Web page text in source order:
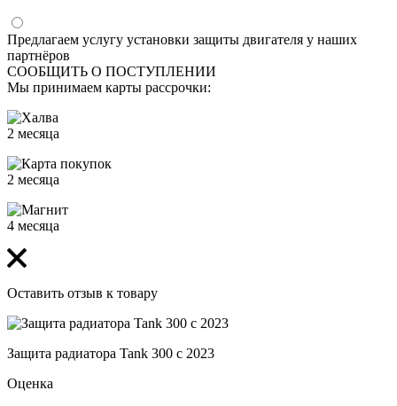
Предлагаем услугу установки защиты двигателя у наших
партнёров
СООБЩИТЬ О ПОСТУПЛЕНИИ
Мы принимаем карты рассрочки:
2 месяца
2 месяца
4 месяца
Оставить отзыв к товару
Защита радиатора Tank 300 с 2023
Оценка